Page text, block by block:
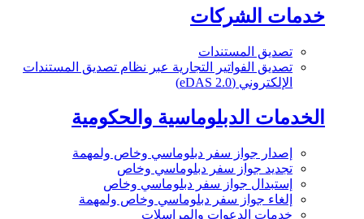
خدمات الشركات
تصديق المستندات
تصديق الفواتير التجارية عبر نظام تصديق المستندات
الإلكتروني (eDAS 2.0)
الخدمات الدبلوماسية والحكومية
إصدار جواز سفر دبلوماسي وخاص ولمهمة
تجديد جواز سفر دبلوماسي وخاص
إستبدال جواز سفر دبلوماسي وخاص
إلغاء جواز سفر دبلوماسي وخاص ولمهمة
خدمات الدعوات والمراسلات